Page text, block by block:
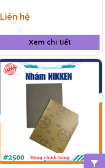
Liên hệ
Xem chi tiết